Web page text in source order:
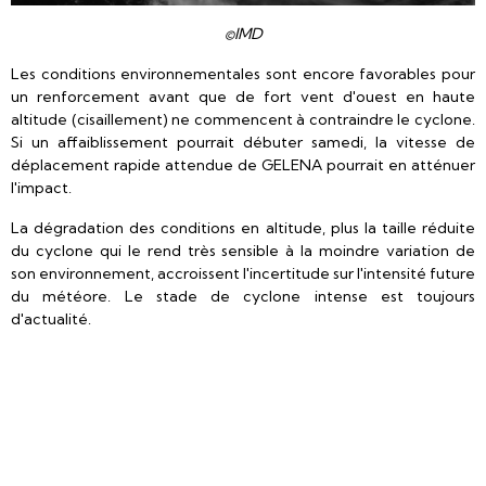
©IMD
Les conditions environnementales sont encore favorables pour
un renforcement avant que de fort vent d'ouest en haute
altitude (cisaillement) ne commencent à contraindre le cyclone.
Si un affaiblissement pourrait débuter samedi, la vitesse de
déplacement rapide attendue de GELENA pourrait en atténuer
l'impact.
La dégradation des conditions en altitude, plus la taille réduite
du cyclone qui le rend très sensible à la moindre variation de
son environnement, accroissent l'incertitude sur l'intensité future
du météore. Le stade de cyclone intense est toujours
d'actualité.